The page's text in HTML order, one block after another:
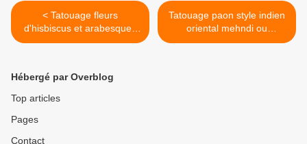
< Tatouage fleurs
d'hisbiscus et arabesques
orientales, bas du dos.
Tatouage paon style indien
oriental mehndi ou
mehendi. >
Hébergé par Overblog
Top articles
Pages
Contact